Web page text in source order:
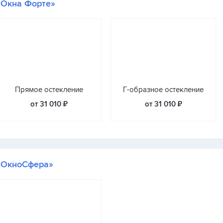
Форте»
Прямое остекление
от 31 010 ₽
Г-образное остекление
от 31 010 ₽